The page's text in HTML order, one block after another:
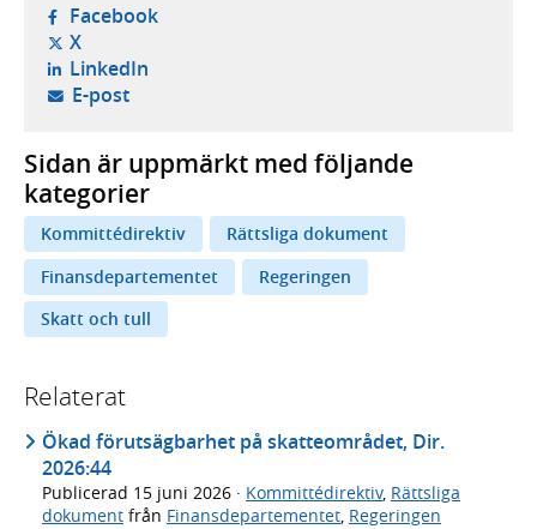
Facebook- öppnas i ny flik, extern webbplats,
X- öppnas i ny flik, extern webbplats,
LinkedIn- öppnas i ny flik, extern webbplats,
E-post- öppnar din e-postklient,
Sidan är uppmärkt med följande
kategorier
Kommittédirektiv
Rättsliga dokument
Finansdepartementet
Regeringen
Skatt och tull
Relaterat
Ökad förutsägbarhet på skatteområdet, Dir.
2026:44
Publicerad 15 juni 2026 · Kommittédirektiv, Rättsliga
dokument från Finansdepartementet, Regeringen